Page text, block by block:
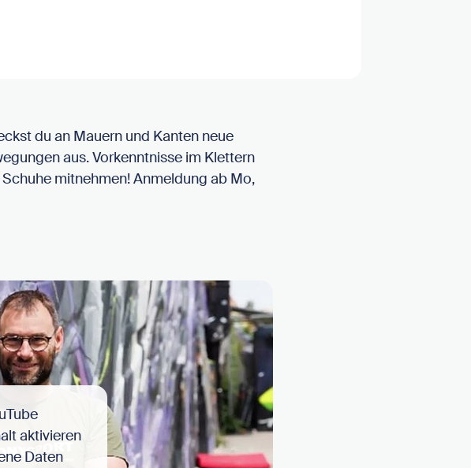
du an Mauern und Kanten neue
aus. Vorkenntnisse im Klettern
mitnehmen! Anmeldung ab Mo,
aktivieren
Daten